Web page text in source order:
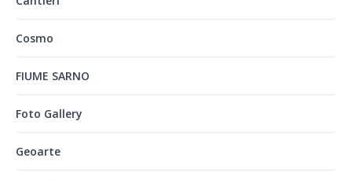
Cosmo
FIUME SARNO
Foto Gallery
Geoarte